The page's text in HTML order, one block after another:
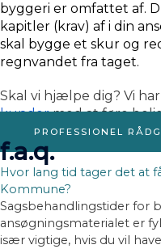
byggeri er omfattet af.
kapitler (krav) af i din
skal bygge et skur og
regnvandet fra taget.
Skal vi hjælpe dig? Vi
kunder med at føre
PROFESSIONEL
f.a.q.
Hvor lang tid tager det at
Kommune?
Sagsbehandlingstider for
ansøgningsmaterialet er
især vigtige, hvis du vil